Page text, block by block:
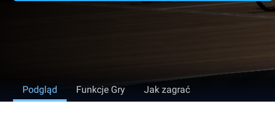
Podgląd Funkcje Gry Jak zagrać